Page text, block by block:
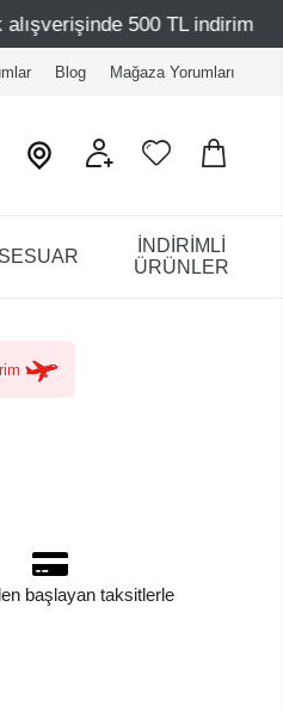
Mağazalarımız –
Blog Mağaza Yorumları
İNDİRİMLİ
ÜRÜNLER
başlayan taksitlerle